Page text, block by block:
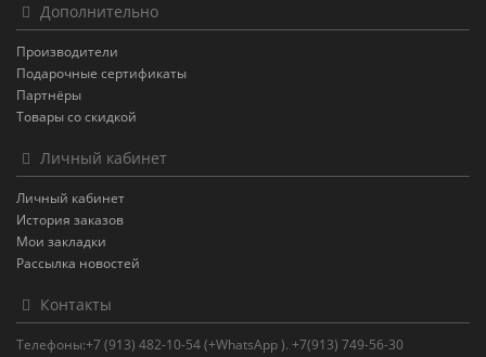
Дополнительно
Производители
Подарочные сертификаты
Партнёры
Товары со скидкой
Личный кабинет
Личный кабинет
История заказов
Мои закладки
Рассылка новостей
Контакты
Телефоны:+7 (913) 482-10-54 (+WhatsApp ). +7(913) 749-56-30